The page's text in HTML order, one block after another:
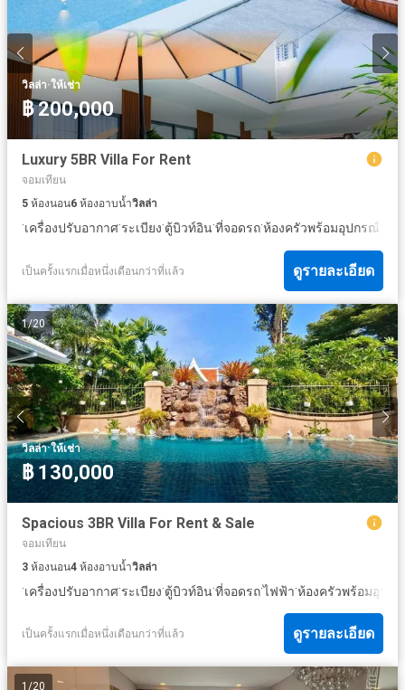
วิลล่า·ให้เช่า
฿ 200,000
Luxury 5BR Villa For Rent
จอมเทียน
5 ห้องนอน6 ห้องอาบน้ำวิลล่า
·เครื่องปรับอากาศ·ระเบียง·ตู้บิวท์อิน·ที่จอดรถ·ห้องครัวพร้อมอุปกรณ์
เป็นครั้งแรกเมื่อหนึ่งเดือนกว่าที่แล้ว ดูรายละเอียด
1/20
วิลล่า·ให้เช่า
฿ 130,000
Spacious 3BR Villa For Rent & Sale
จอมเทียน
3 ห้องนอน4 ห้องอาบน้ำวิลล่า
·เครื่องปรับอากาศ·ระเบียง·ตู้บิวท์อิน·ที่จอดรถ·ไฟฟ้า·ห้องครัวพร้อมอุปก
เป็นครั้งแรกเมื่อหนึ่งเดือนกว่าที่แล้ว ดูรายละเอียด
1 /20